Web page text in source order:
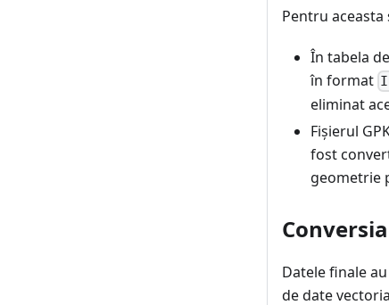
Pentru
În tabela
în format
eliminat
Fișierul
fost
geometrie
Datele finale
de date